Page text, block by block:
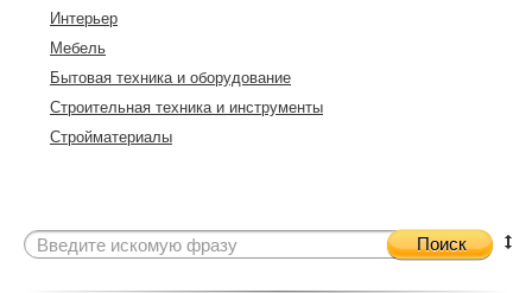
Интерьер
Мебель
Бытовая техника и оборудование
Строительная техника и инструменты
Стройматериалы
Поиск